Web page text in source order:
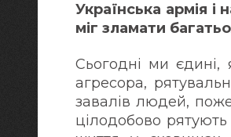
Українська армія
міг зламати
Сьогодні ми єдині,
агресора,
завалів людей,
цілодобово рятують